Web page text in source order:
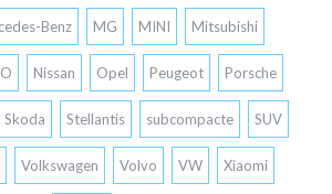
Benz MG MINI Mitsubishi
Nissan Opel Peugeot Porsche
Skoda Stellantis subcompacte SUV
Volkswagen Volvo VW Xiaomi